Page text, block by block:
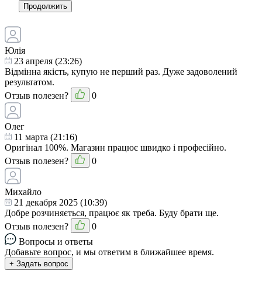
Продолжить
Юлія
23 апреля (23:26)
Відмінна якість, купую не перший раз. Дуже задоволений
результатом.
Отзыв полезен?
0
Олег
11 марта (21:16)
Оригінал 100%. Магазин працює швидко і професійно.
Отзыв полезен?
0
Михайло
21 декабря 2025 (10:39)
Добре розчиняється, працює як треба. Буду брати ще.
Отзыв полезен?
0
Вопросы и ответы
Добавьте вопрос, и мы ответим в ближайшее время.
+ Задать вопрос